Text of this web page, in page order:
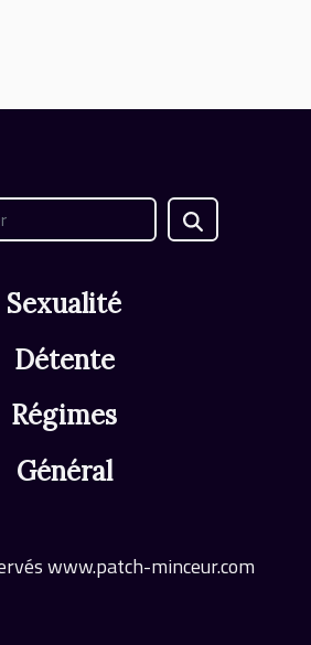
Sexualité
Détente
Régimes
Général
www.patch-minceur.com